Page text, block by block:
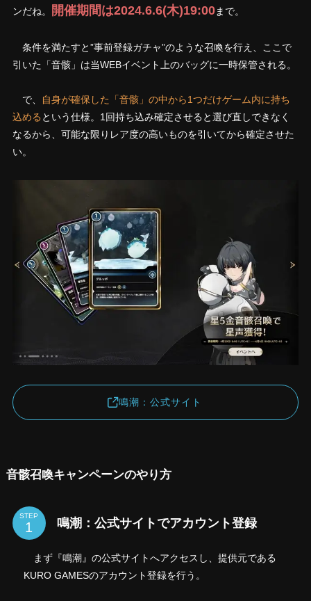
ンだね。
開催期間は2024.6.6(木)19:00まで。
条件を満たすと”事前登録ガチャ”のような召喚を行え、ここで
引いた「音骸」は当WEBイベント上のバッグに一時保管される。
で、
自身が確保した「音骸」の中から1つだけゲーム内に持ち
込める という仕様。1回持ち込み確定させると選び直しできなく
なるから、可能な限りレア度の高いものを引いてから確定させた
い。
鳴潮：公式サイト
音骸召喚キャンペーンのやり方
STEP
鳴潮：公式サイトでアカウント登録
まず『鳴潮』の公式サイトへアクセスし、提供元である
KURO GAMESのアカウント登録を行う。